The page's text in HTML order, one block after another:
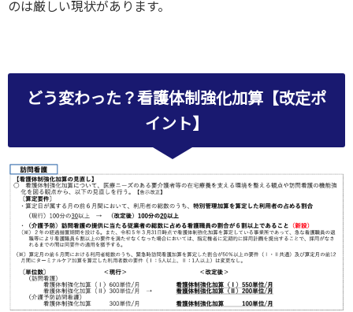
のは厳しい現状があります。
どう変わった？看護体制強化加算【改定ポ
イント】